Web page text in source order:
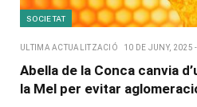
SOCIETAT
ULTIMA ACTUALITZACIÓ 10 DE JUNY, 2025
Abella de la Conca canvia
la Mel per evitar